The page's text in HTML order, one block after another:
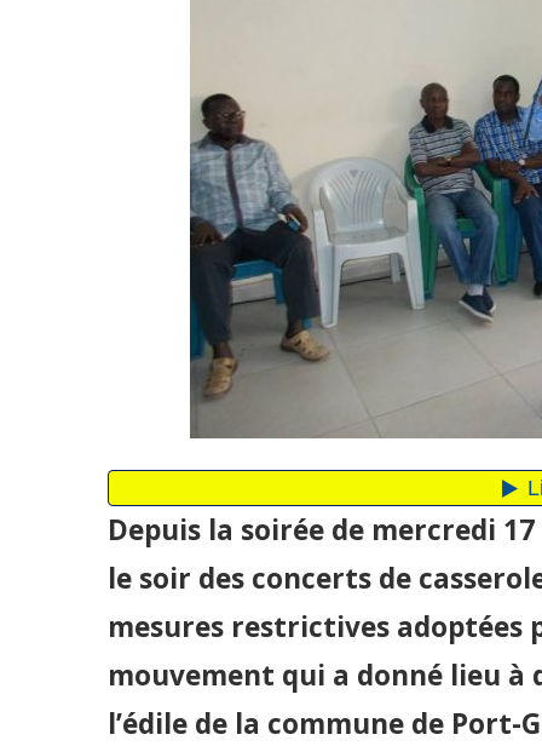
Depuis la soirée de mercredi
le soir des concerts de
mesures restrictives adoptées
mouvement qui a donné lieu à
l’édile de la commune de Port-